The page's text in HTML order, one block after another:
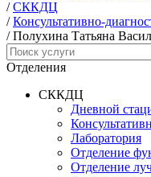
/ СККДЦ
/ Консультативно-
/ Полухина Татьяна
Отделения
СККДЦ
Дневной
Лаборатория
Отделение
Отделение